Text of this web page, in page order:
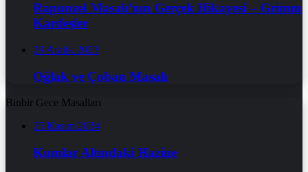
Rapunzel Masalı’nın Gerçek Hikayesi – Grimm
Kardeşler
29 Aralık 2023
Oğlak ve Çoban Masalı
Binbir Gece Masalları
25 Kasım 2024
Kumlar Altındaki Hazine